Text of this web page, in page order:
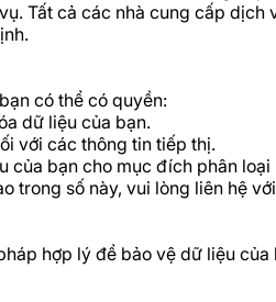
Tất cả các nhà cung cấp
có thể có quyền:
dữ liệu của bạn.
với các thông tin tiếp thị.
của bạn cho mục đích phân
trong số này, vui lòng liên hệ
hợp lý để bảo vệ dữ liệu